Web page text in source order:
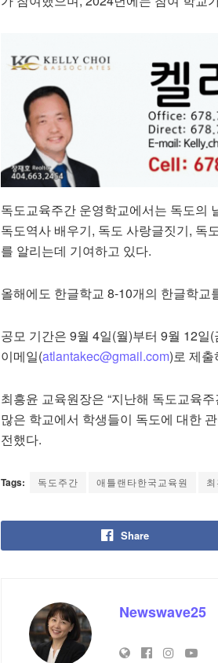
독도교육주간 운영학교에서는 독도의
독도역사 배우기, 독도 사랑글짓기, 독
를 알리는데 기여하고 있다.
올해에도 한글학교 8-10개의 한글학
공모 기간은 9월 4일(월)부터 9월 12
이메일(atlantakec@gmail.com)로 제출
최흥윤 교육원장은 “지난해 독도교육
많은 학교에서 학생들이 독도에 대한
전했다.
Tags: 독도주간 애틀랜타한국교육원
Share
Newswave25